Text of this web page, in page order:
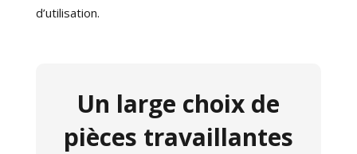
d’utilisation.
Un large choix de
pièces travaillantes